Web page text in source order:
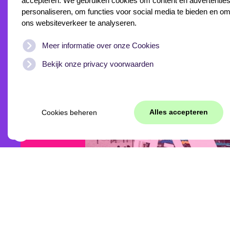
personaliseren, om functies voor social media te bieden en om
ons websiteverkeer te analyseren.
Meer informatie over onze Cookies
Bekijk onze privacy voorwaarden
Cookies beheren Alles accepteren
ander
werk